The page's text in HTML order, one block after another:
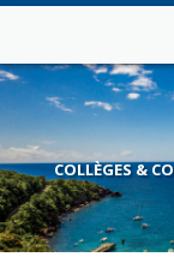
COLLÈGES &